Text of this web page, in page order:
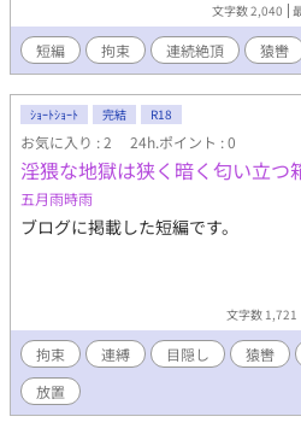
文字数 2,040
短編 拘束 連続絶頂 猿轡
ｼｮｰﾄｼｮｰﾄ 完結 R18
お気に入り : 2 24h.ポイント : 0
淫猥な地獄は狭く暗く匂い立つ
五月雨時雨
ブログに掲載した短編です。
文字数 1,721
拘束 連縛 目隠し 猿轡
放置